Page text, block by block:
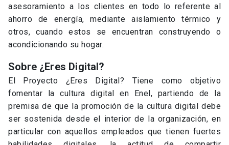
asesoramiento a los clientes en todo lo referente al
ahorro de energía, mediante aislamiento térmico y
otros, cuando estos se encuentran construyendo o
acondicionando su hogar.
Sobre ¿Eres Digital?
El Proyecto ¿Eres Digital? Tiene como objetivo
fomentar la cultura digital en Enel, partiendo de la
premisa de que la promoción de la cultura digital debe
ser sostenida desde el interior de la organización, en
particular con aquellos empleados que tienen fuertes